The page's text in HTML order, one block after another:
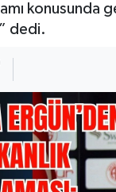
konusunda
dedi.